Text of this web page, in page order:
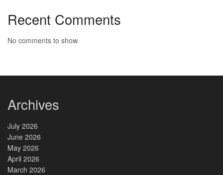
Recent Comments
No comments to show.
Archives
July 2026
June 2026
May 2026
April 2026
March 2026